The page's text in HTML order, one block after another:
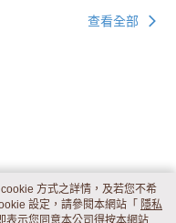
查看全部
方式之詳情，及若您不希
設定，請參閱本網站「 隱私
示您同意本公司得按本網站使